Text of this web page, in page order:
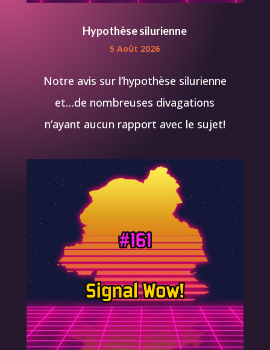
Hypothèse silurienne
5 Août 2026
Notre avis sur l’hypothèse silurienne
et…de nombreuses divagations
n’ayant aucun rapport avec le sujet!